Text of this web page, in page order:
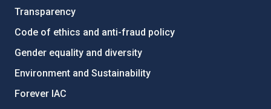
Transparency
Code of ethics and anti-fraud policy
Gender equality and diversity
Environment and Sustainability
Forever IAC